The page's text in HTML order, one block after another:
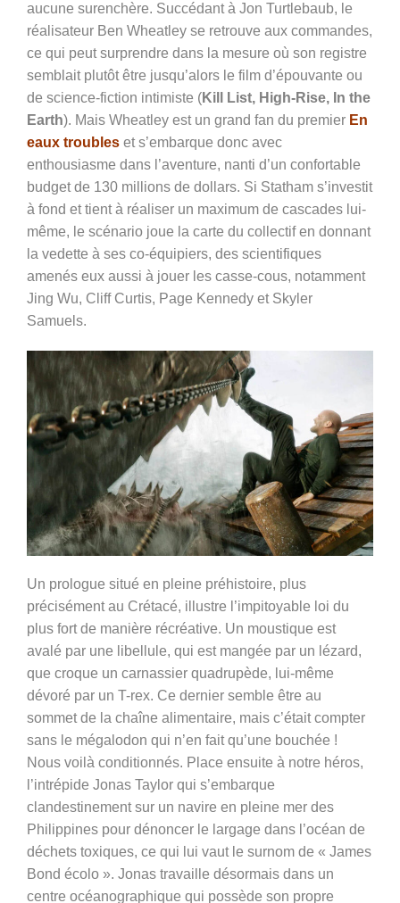
aucune surenchère. Succédant à Jon Turtlebaub, le
réalisateur Ben Wheatley se retrouve aux commandes,
ce qui peut surprendre dans la mesure où son registre
semblait plutôt être jusqu’alors le film d’épouvante ou
de science-fiction intimiste (Kill List, High-Rise, In the
Earth). Mais Wheatley est un grand fan du premier En
eaux troubles et s’embarque donc avec
enthousiasme dans l’aventure, nanti d’un confortable
budget de 130 millions de dollars. Si Statham s’investit
à fond et tient à réaliser un maximum de cascades lui-
même, le scénario joue la carte du collectif en donnant
la vedette à ses co-équipiers, des scientifiques
amenés eux aussi à jouer les casse-cous, notamment
Jing Wu, Cliff Curtis, Page Kennedy et Skyler
Samuels.
Un prologue situé en pleine préhistoire, plus
précisément au Crétacé, illustre l’impitoyable loi du
plus fort de manière récréative. Un moustique est
avalé par une libellule, qui est mangée par un lézard,
que croque un carnassier quadrupède, lui-même
dévoré par un T-rex. Ce dernier semble être au
sommet de la chaîne alimentaire, mais c’était compter
sans le mégalodon qui n’en fait qu’une bouchée !
Nous voilà conditionnés. Place ensuite à notre héros,
l’intrépide Jonas Taylor qui s’embarque
clandestinement sur un navire en pleine mer des
Philippines pour dénoncer le largage dans l’océan de
déchets toxiques, ce qui lui vaut le surnom de « James
Bond écolo ». Jonas travaille désormais dans un
centre océanographique qui possède son propre